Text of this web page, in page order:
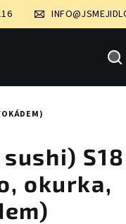
sushi)
okurka,